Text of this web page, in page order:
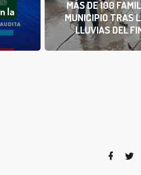
la
MÁS DE 100
MUNICIPIO TRAS
LLUVIAS DEL